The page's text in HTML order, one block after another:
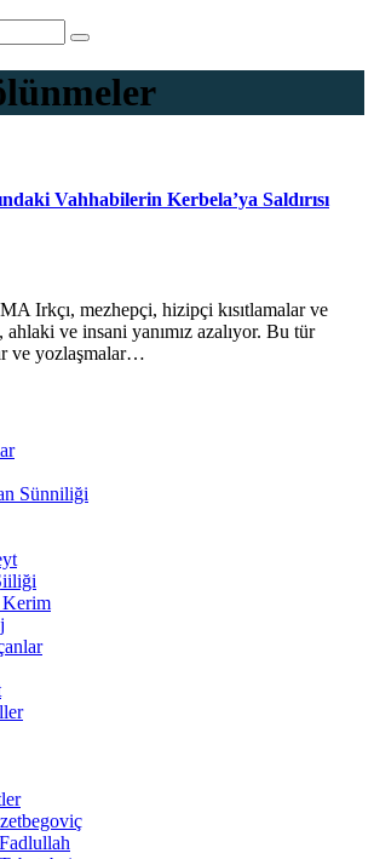
Vahhabilerin Kerbela’ya Saldırısı
Irkçı, mezhepçi, hizipçi kısıtlamalar ve
ahlaki ve insani yanımız azalıyor. Bu tür
ve yozlaşmalar…
Sünniliği
Kerim